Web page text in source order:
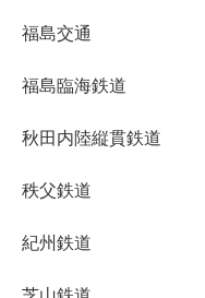
福島交通
福島臨海鉄道
秋田内陸縦貫鉄道
秩父鉄道
紀州鉄道